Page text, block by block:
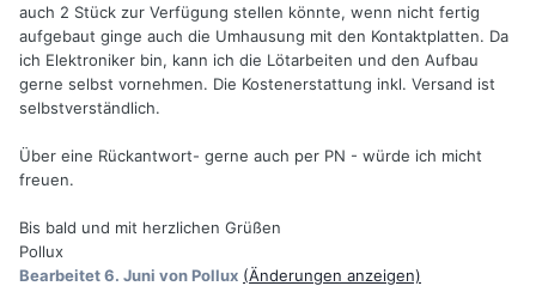
auch 2 Stück zur Verfügung stellen könnte, wenn nicht fertig
aufgebaut ginge auch die Umhausung mit den Kontaktplatten. Da
ich Elektroniker bin, kann ich die Lötarbeiten und den Aufbau
gerne selbst vornehmen. Die Kostenerstattung inkl. Versand ist
selbstverständlich.
Über eine Rückantwort- gerne auch per PN - würde ich micht
freuen.
Bis bald und mit herzlichen Grüßen
Pollux
Bearbeitet6. Juni von Pollux (Änderungen anzeigen)